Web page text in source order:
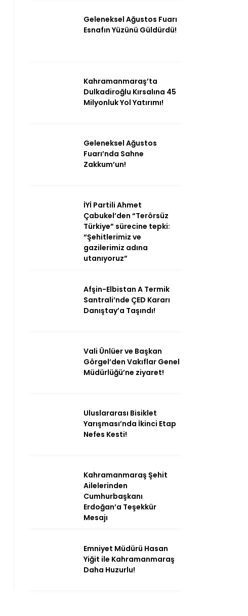
Geleneksel Ağustos Fuarı
Esnafın Yüzünü Güldürdü!
Kahramanmaraş’ta
Dulkadiroğlu Kırsalına 45
Milyonluk Yol Yatırımı!
Geleneksel Ağustos
Fuarı’nda Sahne
Zakkum’un!
İYİ Partili Ahmet
Çabukel’den “Terörsüz
Türkiye” sürecine tepki:
“Şehitlerimiz ve
gazilerimiz adına
utanıyoruz”
Afşin-Elbistan A Termik
Santrali’nde ÇED Kararı
Danıştay’a Taşındı!
Vali Ünlüer ve Başkan
Görgel’den Vakıflar Genel
Müdürlüğü’ne ziyaret!
Uluslararası Bisiklet
Yarışması’nda İkinci Etap
Nefes Kesti!
Kahramanmaraş Şehit
Ailelerinden
Cumhurbaşkanı
Erdoğan’a Teşekkür
Mesajı
Emniyet Müdürü Hasan
Yiğit ile Kahramanmaraş
Daha Huzurlu!